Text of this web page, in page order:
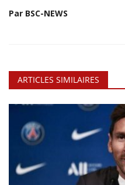
Par BSC-NEWS
ARTICLES SIMILAIRES